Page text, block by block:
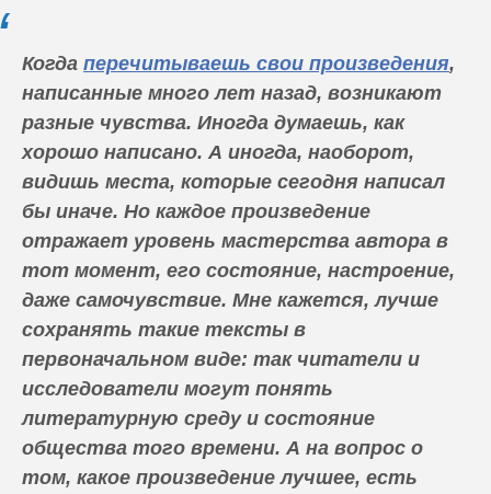
Когда перечитываешь свои произведения,
написанные много лет назад, возникают
разные чувства. Иногда думаешь, как
хорошо написано. А иногда, наоборот,
видишь места, которые сегодня написал
бы иначе. Но каждое произведение
отражает уровень мастерства автора в
тот момент, его состояние, настроение,
даже самочувствие. Мне кажется, лучше
сохранять такие тексты в
первоначальном виде: так читатели и
исследователи могут понять
литературную среду и состояние
общества того времени. А на вопрос о
том, какое произведение лучшее, есть